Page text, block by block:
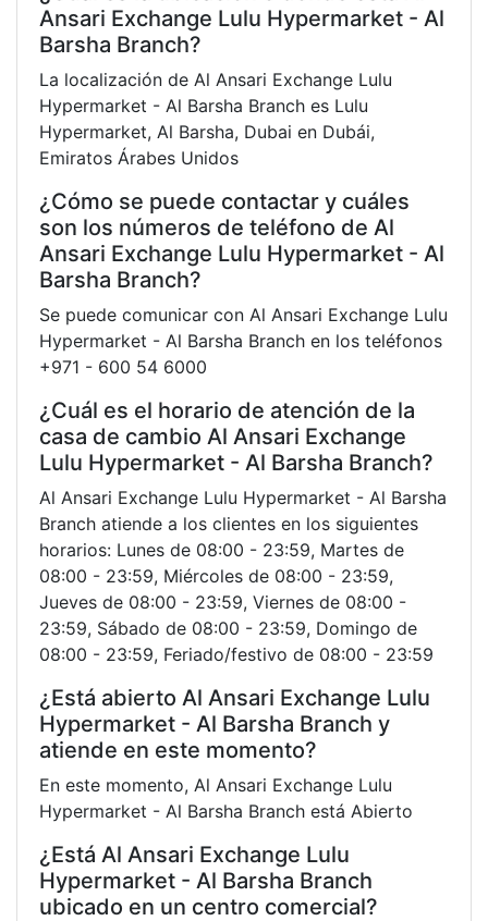
Ansari Exchange Lulu Hypermarket - Al
Barsha Branch?
La localización de Al Ansari Exchange Lulu
Hypermarket - Al Barsha Branch es Lulu
Hypermarket, Al Barsha, Dubai en Dubái,
Emiratos Árabes Unidos
¿Cómo se puede contactar y cuáles
son los números de teléfono de Al
Ansari Exchange Lulu Hypermarket - Al
Barsha Branch?
Se puede comunicar con Al Ansari Exchange Lulu
Hypermarket - Al Barsha Branch en los teléfonos
+971 - 600 54 6000
¿Cuál es el horario de atención de la
casa de cambio Al Ansari Exchange
Lulu Hypermarket - Al Barsha Branch?
Al Ansari Exchange Lulu Hypermarket - Al Barsha
Branch atiende a los clientes en los siguientes
horarios: Lunes de 08:00 - 23:59, Martes de
08:00 - 23:59, Miércoles de 08:00 - 23:59,
Jueves de 08:00 - 23:59, Viernes de 08:00 -
23:59, Sábado de 08:00 - 23:59, Domingo de
08:00 - 23:59, Feriado/festivo de 08:00 - 23:59
¿Está abierto Al Ansari Exchange Lulu
Hypermarket - Al Barsha Branch y
atiende en este momento?
En este momento, Al Ansari Exchange Lulu
Hypermarket - Al Barsha Branch está Abierto
¿Está Al Ansari Exchange Lulu
Hypermarket - Al Barsha Branch
ubicado en un centro comercial?